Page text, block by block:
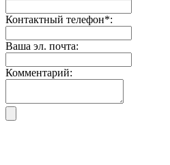
Контактный телефон*:
Ваша эл. почта:
Комментарий: